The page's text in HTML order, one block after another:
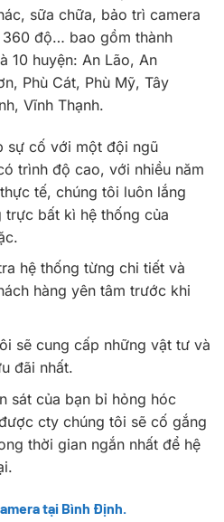
sữa chữa, bảo trì camera
độ… bao gồm thành
10 huyện: An Lão, An
Phù Cát, Phù Mỹ, Tây
Vĩnh Thạnh.
sự cố với một đội ngũ
trình độ cao, với nhiều năm
tế, chúng tôi luôn lắng
trực bất kì hệ thống của
hệ thống từng chi tiết và
hàng yên tâm trước khi
sẽ cung cấp những vật tư và
đãi nhất.
sát của bạn bỉ hỏng hóc
cty chúng tôi sẽ cố gắng
thời gian ngắn nhất để hệ
tại Bình Định.